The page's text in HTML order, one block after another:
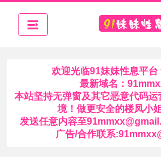
欢迎光临91妹妹性息平
最新域名：
本站坚持无弹窗及其它恶意代码
境！做更安全的楼凤小
发送任意内容至
广告/合作联系: